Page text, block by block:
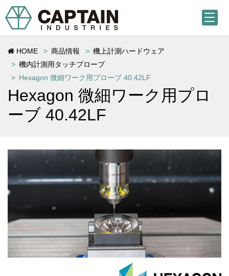
HOME 商品情報
機上計測ハードウェア
機内計測用タッチプローブ
Hexagon 微細ワーク用プローブ 40.42LF
Hexagon 微細ワーク用プロ
ーブ 40.42LF